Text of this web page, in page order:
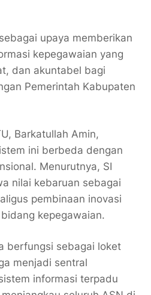
upaya memberikan
kepegawaian yang
dan akuntabel bagi
Pemerintah Kabupaten
Barkatullah Amin,
ini berbeda dengan
Menurutnya, SI
nilai kebaruan sebagai
pembinaan inovasi
kepegawaian.
berfungsi sebagai loket
menjadi sentral
informasi terpadu